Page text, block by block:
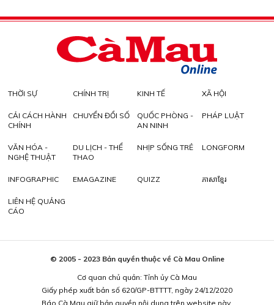
THỜI SỰ CHÍNH TRỊ KINH TẾ XÃ HỘI
CẢI CÁCH HÀNH
CHÍNH
CHUYỂN ĐỔI SỐ
QUỐC PHÒNG -
AN NINH
PHÁP LUẬT
VĂN HÓA -
NGHỆ THUẬT
DU LỊCH - THỂ
THAO
NHỊP SỐNG TRẺ LONGFORM
INFOGRAPHIC EMAGAZINE QUIZZ ភាសាខ្មែរ
LIÊN HỆ QUẢNG
CÁO
© 2005 - 2023 Bản quyền thuộc về Cà Mau Online
Cơ quan chủ quản: Tỉnh ủy Cà Mau
Giấy phép xuất bản số 620/GP-BTTTT, ngày 24/12/2020
Báo Cà Mau giữ bản quyền nội dung trên website này.